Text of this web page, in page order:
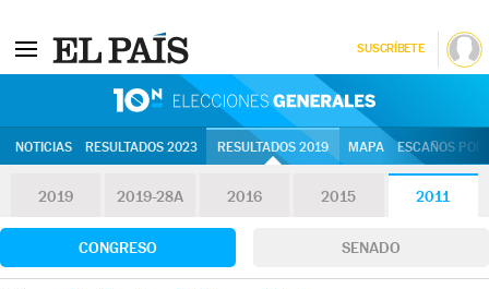
SUSCRÍBETE
NOTICIAS RESULTADOS 2023 RESULTADOS 2019 MAPA ESCAÑOS
2019 2019-28A 2016 2015 2011
CONGRESO SENADO